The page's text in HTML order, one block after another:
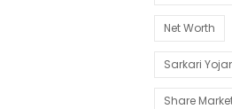
Net Worth
Sarkari
Share